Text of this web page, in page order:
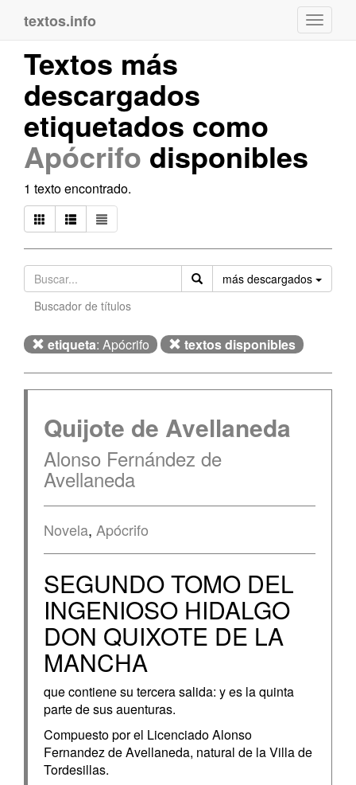
textos.info
Textos más
descargados
etiquetados como
Apócrifo disponibles
1 texto encontrado.
más descargados
Buscador de títulos
etiqueta: Apócrifo textos disponibles
Quijote de Avellaneda
Alonso Fernández de
Avellaneda
Novela, Apócrifo
SEGUNDO TOMO DEL
INGENIOSO HIDALGO
DON QUIXOTE DE LA
MANCHA
que contiene su tercera salida: y es la quinta
parte de sus auenturas.
Compuesto por el Licenciado Alonso
Fernandez de Avellaneda, natural de la Villa de
Tordesillas.